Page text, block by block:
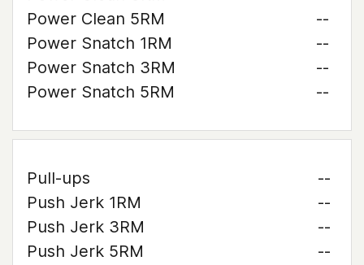
Power Clean 5RM
--
Power Snatch 1RM
--
Power Snatch 3RM
--
Power Snatch 5RM
--
Pull-ups
--
Push Jerk 1RM
--
Push Jerk 3RM
--
Push Jerk 5RM
--